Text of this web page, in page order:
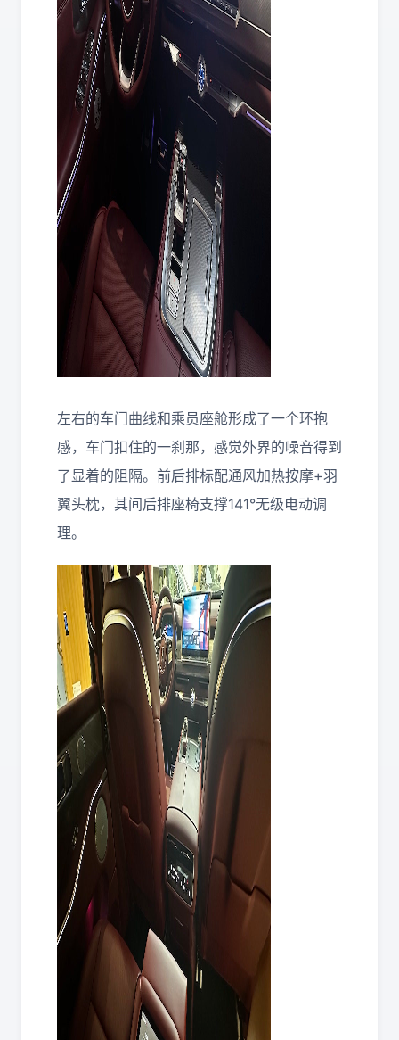
左右的车门曲线和乘员座舱形成了一个环抱
感，车门扣住的一刹那，感觉外界的噪音得到
了显着的阻隔。前后排标配通风加热按摩+羽
翼头枕，其间后排座椅支撑141°无级电动调
理。